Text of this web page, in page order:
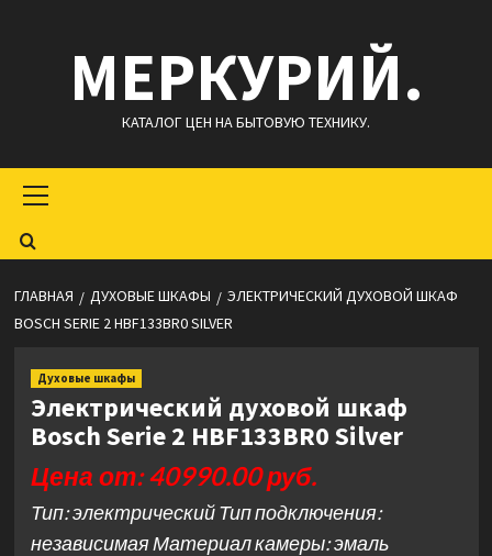
содержимомуМЕРКУРИЙ.
КАТАЛОГ ЦЕН НА БЫТОВУЮ ТЕХНИКУ.
меню
ГЛАВНАЯ ДУХОВЫЕ ШКАФЫ
ЭЛЕКТРИЧЕСКИЙ ДУХОВОЙ ШКАФ
BOSCH SERIE 2 HBF133BR0 SILVER
Духовые шкафы
Электрический духовой шкаф
Bosch Serie 2 HBF133BR0 Silver
Цена от: 40990.00 руб.
Тип: электрический Тип подключения:
независимая Материал камеры: эмаль